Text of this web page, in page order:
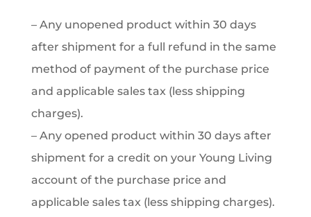
– Any unopened product within 30 days
after shipment for a full refund in the same
method of payment of the purchase price
and applicable sales tax (less shipping
charges).
– Any opened product within 30 days after
shipment for a credit on your Young Living
account of the purchase price and
applicable sales tax (less shipping charges).